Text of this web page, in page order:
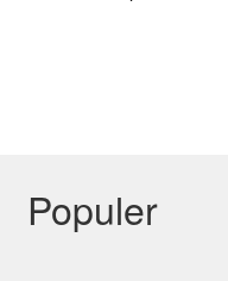
Populer